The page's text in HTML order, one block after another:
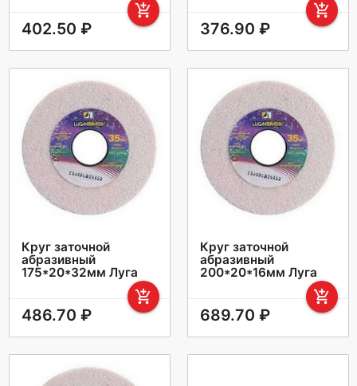
add_shopping_cart
402.50 ₽
add_shopping_cart
376.90 ₽
Круг заточной
абразивный
175*20*32мм Луга
add_shopping_cart
486.70 ₽
Круг заточной
абразивный
200*20*16мм Луга
add_shopping_cart
689.70 ₽